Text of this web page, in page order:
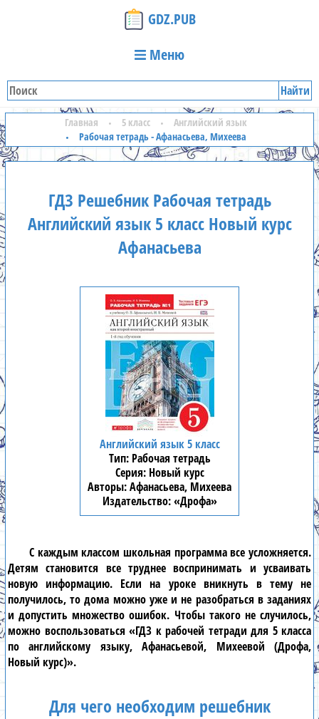
GDZ.PUB
Меню
Найти
Главная 5 класс
Английский язык
Рабочая тетрадь - Афанасьева, Михеева
ГДЗ Решебник Рабочая тетрадь
Английский язык 5 класс Новый курс
Афанасьева
Английский язык 5 класс
Рабочая тетрадь
Новый курс
Афанасьева, Михеева
«Дрофа»
С каждым классом школьная программа все усложняется.
Детям становится все труднее воспринимать и усваивать
новую информацию. Если на уроке вникнуть в тему не
получилось, то дома можно уже и не разобраться в заданиях
и допустить множество ошибок. Чтобы такого не случилось,
можно воспользоваться «ГДЗ к рабочей тетради для 5 класса
по английскому языку, Афанасьевой, Михеевой (Дрофа,
Новый курс)».
Для чего необходим решебник